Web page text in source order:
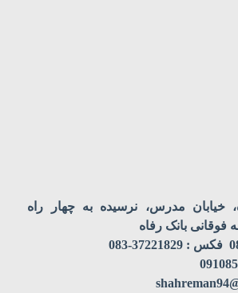
خیابان مدرس، نرسیده به چهار راه
بانک رفاه